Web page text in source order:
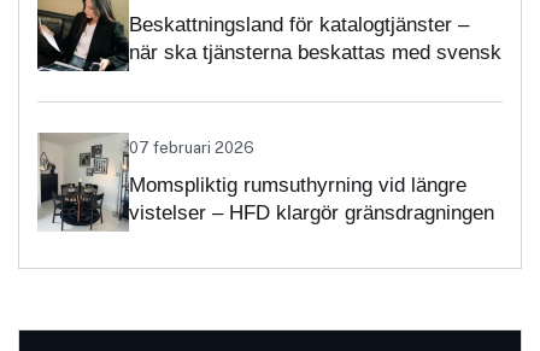
Beskattningsland för katalogtjänster –
när ska tjänsterna beskattas med svensk
07 februari 2026
Momspliktig rumsuthyrning vid längre
vistelser – HFD klargör gränsdragningen